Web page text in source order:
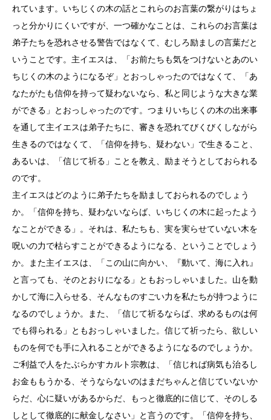
れています。いちじくの木の話とこれらのお言葉の繋がりはちょ
っと分かりにくいですが、一つ確かなことは、これらのお言葉は
弟子たちを恐れさせる警告ではなくて、むしろ励ましの言葉だと
いうことです。主イエスは、「お前たちも気をつけないとあのい
ちじくの木のようになるぞ」とおっしゃったのではなくて、「あ
なたがたも信仰を持って疑わないなら、私と同じような大きな業
ができる」とおっしゃったのです。つまりいちじくの木の出来事
を通して主イエスは弟子たちに、審きを恐れてびくびくしながら
生きるのではなくて、「信仰を持ち、疑わない」で生きること、
あるいは、「信じて祈る」ことを教え、励まそうとしておられる
のです。
主イエスはどのように弟子たちを励ましておられるのでしょう
か。「信仰を持ち、疑わないならば、いちじくの木に起ったよう
なことができる」。それは、私たちも、実を実らせていない木を
呪いの力で枯らすことができるようになる、ということでしょう
か。また主イエスは、「この山に向かい、『動いて、海に入れ』
と言っても、そのとおりになる」ともおっしゃいました。山を動
かして海に入らせる、そんなものすごい力を私たちが持つように
なるのでしょうか。また、「信じて祈るならば、求めるものは何
でも得られる」ともおっしゃいました。信じて祈ったら、欲しい
ものを何でも手に入れることができるようになるのでしょうか。
ご利益で人をたぶらかすカルト宗教は、「信じれば病気も治るし
お金ももうかる、そうならないのはまだちゃんと信じていないか
らだ、心に疑いがあるからだ、もっと徹底的に信じて、そのしる
しとして徹底的に献金しなさい」と言うのです。「信仰を持ち、